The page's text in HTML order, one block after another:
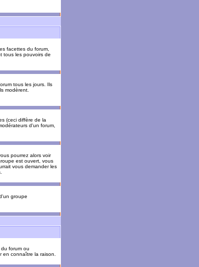
facettes du forum,
tous les pouvoirs de
tous les jours. Ils
modèrent.
(ceci diffère de la
d'un forum,
pourrez alors voir
est ouvert, vous
vous demander les
groupe
forum ou
en connaître la raison.